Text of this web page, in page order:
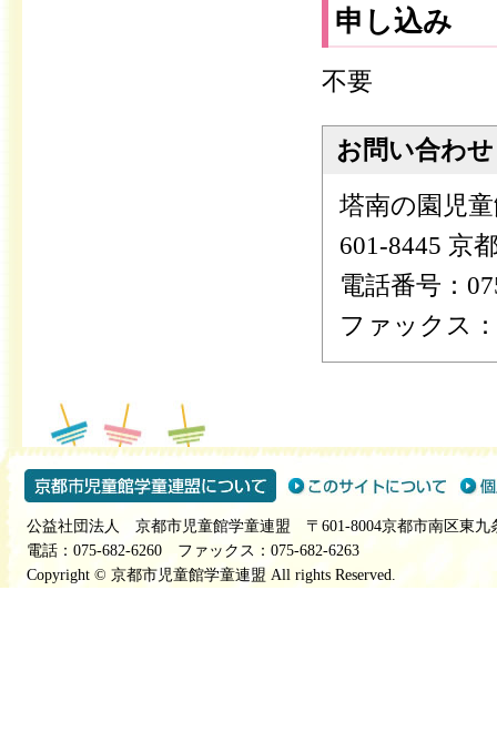
申し込み
不要
お問い合わせ
塔南の園児
601-8445 京
電話番号：
ファックス
公益社団法人 京都市児童館学童連盟 〒601-8004京都市南区東九
電話：075-682-6260 ファックス：075-682-6263
Copyright © 京都市児童館学童連盟 All rights Reserved.